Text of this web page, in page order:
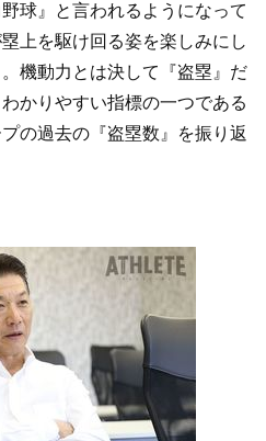
球』と言われるようになって
上を駆け回る姿を楽しみにし
機動力とは決して『盗塁』だ
かりやすい指標の一つである
の過去の『盗塁数』を振り返